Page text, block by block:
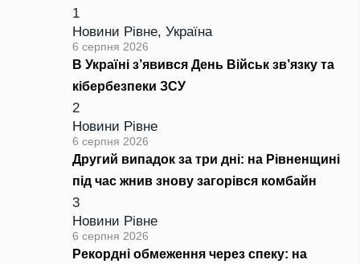
1
Новини Рівне, Україна
6 серпня 2026
В Україні з’явився День Військ зв’язку та
кібербезпеки ЗСУ
2
Новини Рівне
6 серпня 2026
Другий випадок за три дні: на Рівненщині
під час жнив знову загорівся комбайн
3
Новини Рівне
6 серпня 2026
Рекордні обмеження через спеку: на